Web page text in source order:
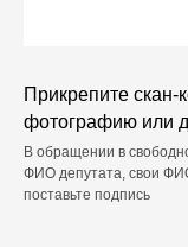
Прикрепите скан-
фотографию или
В обращении в
ФИО депутата, свои
поставьте подпись